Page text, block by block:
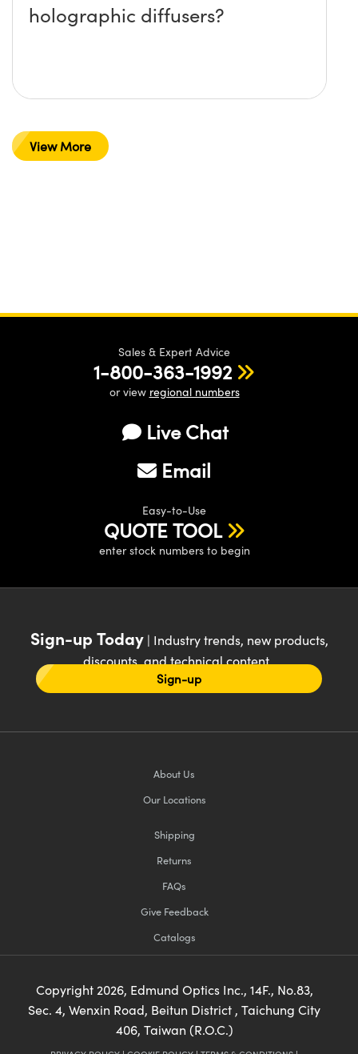
holographic diffusers?
View More
Sales & Expert Advice
1-800-363-1992
or view regional numbers
Live Chat
Email
Easy-to-Use
QUOTE TOOL
enter stock numbers to begin
Sign-up Today| Industry trends, new products,
discounts, and technical content
Sign-up
About Us
Our Locations
Shipping
Returns
FAQs
Give Feedback
Catalogs
Copyright 2026, Edmund Optics Inc., 14F., No.83,
Sec. 4, Wenxin Road, Beitun District , Taichung City
406, Taiwan (R.O.C.)